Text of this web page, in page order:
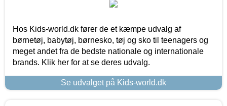
Hos Kids-world.dk fører de et kæmpe udvalg af
børnetøj, babytøj, børnesko, tøj og sko til teenagers og
meget andet fra de bedste nationale og internationale
brands. Klik her for at se deres udvalg.
Se udvalget på Kids-world.dk